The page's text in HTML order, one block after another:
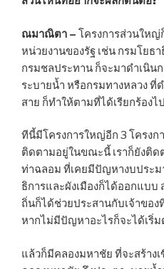
ณมาณิตา – โครงการส่วนให
หน่วยงานของรัฐ เช่น กรมโยธา
กรมชลประทาน ก็จะมาดำเนินก
ระบายน้ำ หรือกรมทางหลวง ที่
สาย ก็ทำให้ตามที่ได้เรียกร้องไป
ทีนี้มีโครงการใหญ่อีก 3 โครงก
ติดตามอยู่ในขณะนี้ เราก็ยังติด
ท่าฉลอม ที่เคยมีปัญหางบประ
ธิการและผังเมืองก็ได้ออกแบบ
ถิ่นก็ได้ช่วยประสานกับเจ้าขอ
หากไม่มีปัญหาอะไรก็จะได้เริ่ม
แล้วก็มีคลองมหาชัย ที่จะสร้าง